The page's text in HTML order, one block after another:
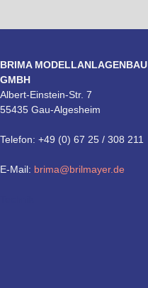
BRIMA MODELLANLAGENBAU
GMBH
Albert-Einstein-Str. 7
55435 Gau-Algesheim
Telefon: +49 (0) 67 25 / 308 211
E-Mail: brima@brilmayer.de